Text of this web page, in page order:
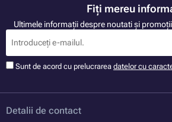
Fiți mereu
Ultimele informații despre noutati și
Sunt de acord cu prelucrarea datelor cu
Detalii de contact